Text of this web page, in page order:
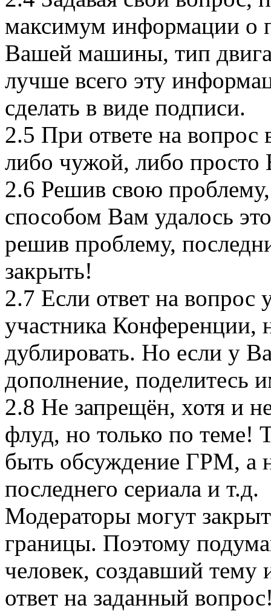
максимум информации о
Вашей машины, тип
лучше всего эту
сделать в виде подписи.
2.5 При ответе на вопрос
либо чужой, либо
2.6 Решив свою
способом Вам удалось
решив проблему,
закрыть!
2.7 Если ответ на вопрос
участника Конференции,
дублировать. Но если у
дополнение, поделитесь
2.8 Не запрещён, хотя и
флуд, но только по
быть обсуждение ГРМ, а
последнего сериала и т.д.
Модераторы могут
границы. Поэтому
человек, создавший тему
ответ на заданный